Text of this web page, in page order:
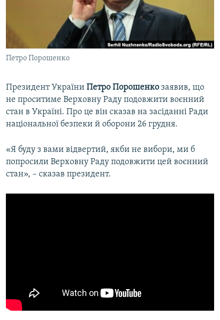
СВІДЧЕННЯ ОКУПАЦІЇ
УКРАЇНСЬКА ПРОБЛЕМА КРИМУ
ІНФОГРАФІКА
ДОЛУЧАЙСЯ!
Усі сайти RFE/RL
Петро Порошенко
Президент України Петро Порошенко заявив, що
не проситиме Верховну Раду подовжити воєнний
стан в Україні. Про це він сказав на засіданні Ради
національної безпеки й оборони 26 грудня.
«Я буду з вами відвертий, якби не вибори, ми б
попросили Верховну Раду подовжити цей воєнний
стан», – сказав президент.